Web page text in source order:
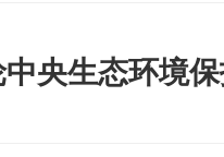
央生态环境